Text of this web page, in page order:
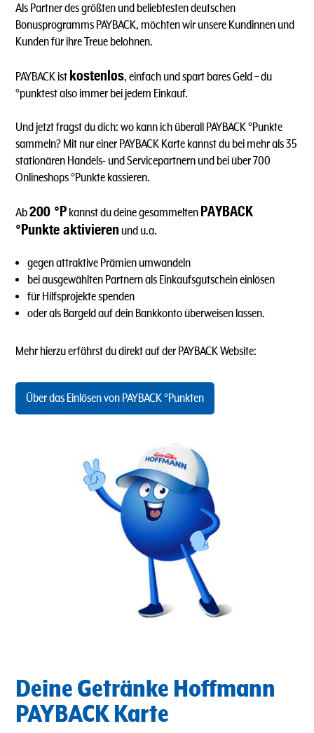
Als Partner des größten und beliebtesten deutschen
Bonusprogramms PAYBACK, möchten wir unsere Kundinnen und
Kunden für ihre Treue belohnen.
PAYBACK ist kostenlos, einfach und spart bares Geld – du
°punktest also immer bei jedem Einkauf.
Und jetzt fragst du dich: wo kann ich überall PAYBACK °Punkte
sammeln? Mit nur einer PAYBACK Karte kannst du bei mehr als 35
stationären Handels- und Servicepartnern und bei über 700
Onlineshops °Punkte kassieren.
Ab200 °P kannst du deine gesammelten PAYBACK
°Punkte aktivieren und u.a.
gegen attraktive Prämien umwandeln
bei ausgewählten Partnern als Einkaufsgutschein einlösen
für Hilfsprojekte spenden
oder als Bargeld auf dein Bankkonto überweisen lassen.
Mehr hierzu erfährst du direkt auf der PAYBACK Website:
Über das Einlösen von PAYBACK °Punkten
Deine Getränke Hoffmann
PAYBACK Karte